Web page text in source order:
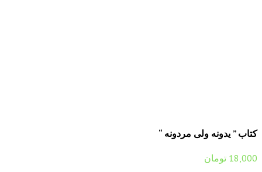
کتاب ” یدونه ولی مردونه “
18,000 تومان